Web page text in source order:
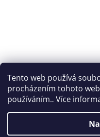
Tento web používá
procházením tohoto
používáním.. Více